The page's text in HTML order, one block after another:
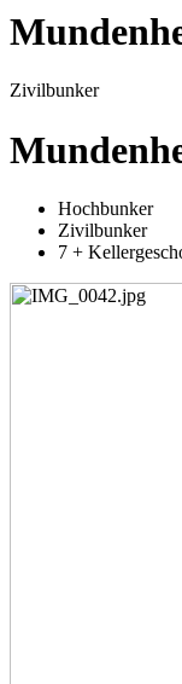
Zivilbunker
Hochbunker
Zivilbunker
7 +